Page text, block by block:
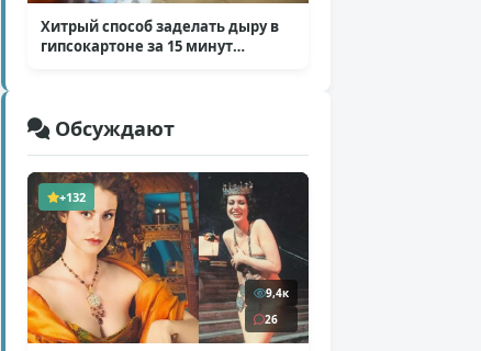
Хитрый способ заделать дыру в
гипсокартоне за 15 минут
Обсуждают
+132
9,4к
26